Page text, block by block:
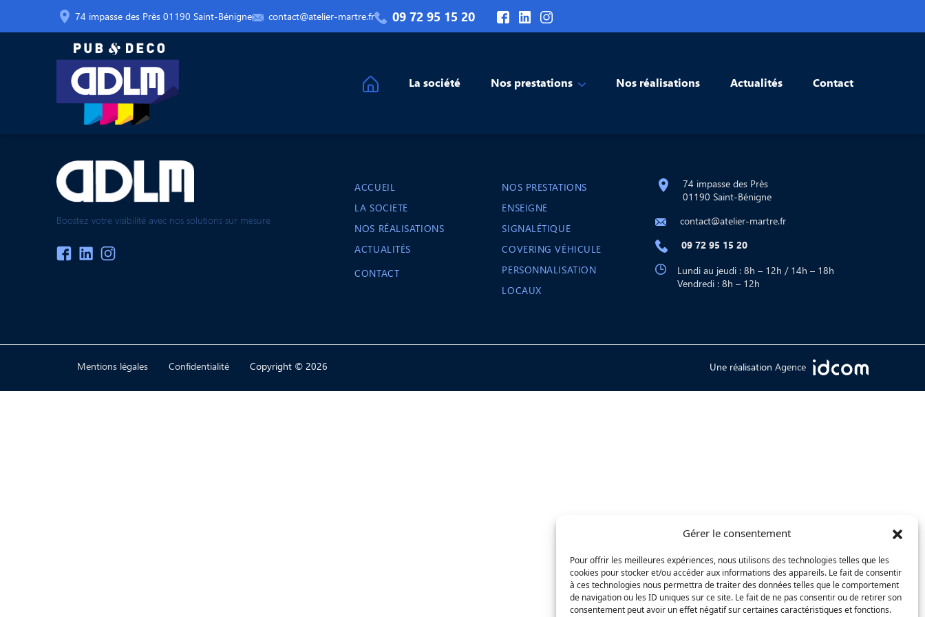
Gérer le consentement
Pour offrir les meilleures expériences, nous utilisons des technologies telles que les
cookies pour stocker et/ou accéder aux informations des appareils. Le fait de consentir
à ces technologies nous permettra de traiter des données telles que le comportement
de navigation ou les ID uniques sur ce site. Le fait de ne pas consentir ou de retirer son
consentement peut avoir un effet négatif sur certaines caractéristiques et fonctions.
74 impasse des Près 01190 Saint-Bénigne contact@atelier-martre.fr 09 72 95 15 20
La société Nos prestations Nos réalisations Actualités Contact
Boostez votre visibilité avec nos solutions sur mesure
ACCUEIL
LA SOCIETE
NOS RÉALISATIONS
ACTUALITÉS
CONTACT
NOS PRESTATIONS
ENSEIGNE
SIGNALÉTIQUE
COVERING VÉHICULE
PERSONNALISATION
LOCAUX
74 impasse des Près
01190 Saint-Bénigne
contact@atelier-martre.fr
09 72 95 15 20
Lundi au jeudi : 8h – 12h / 14h – 18h
Vendredi : 8h – 12h
Mentions légales Confidentialité Copyright © 2026 Une réalisation Agence